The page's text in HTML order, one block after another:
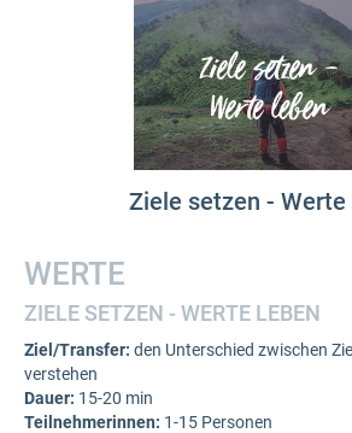
Ziele setzen - Werte
WERTE
ZIELE SETZEN - WERTE LEBEN
Ziel/Transfer: den Unterschied zwischen
verstehen
Dauer: 15-20 min
Teilnehmerinnen: 1-15 Personen